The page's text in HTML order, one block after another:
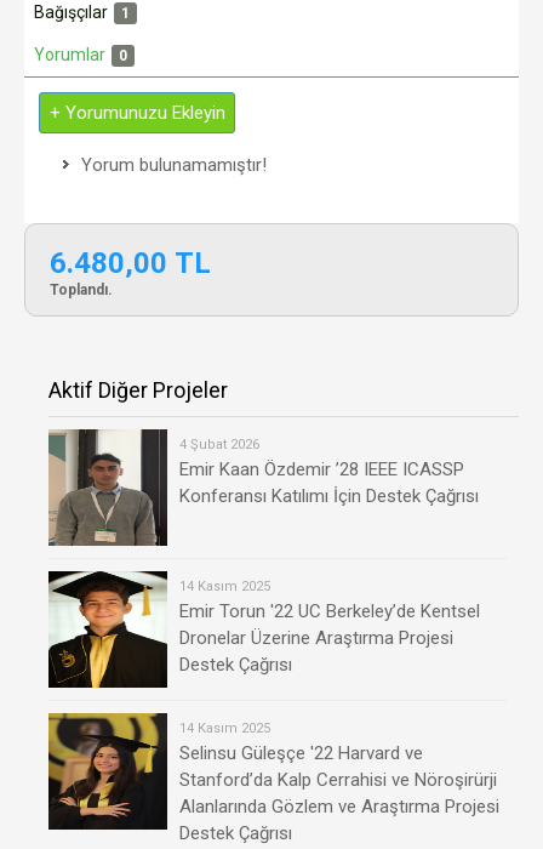
Bağışçılar 1
Yorumlar 0
+ Yorumunuzu Ekleyin
Yorum bulunamamıştır!
6.480,00 TL
Toplandı.
Aktif Diğer Projeler
4 Şubat 2026
Emir Kaan Özdemir ’28 IEEE ICASSP
Konferansı Katılımı İçin Destek Çağrısı
14 Kasım 2025
Emir Torun '22 UC Berkeley’de Kentsel
Dronelar Üzerine Araştırma Projesi
Destek Çağrısı
14 Kasım 2025
Selinsu Güleşçe '22 Harvard ve
Stanford’da Kalp Cerrahisi ve Nöroşirürji
Alanlarında Gözlem ve Araştırma Projesi
Destek Çağrısı